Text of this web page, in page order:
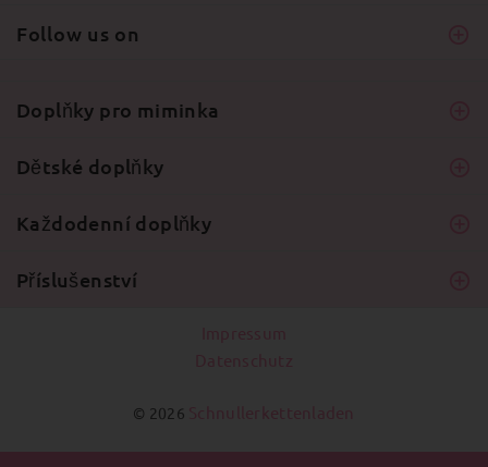
Follow us on
Doplňky pro miminka
Dětské doplňky
Každodenní doplňky
Příslušenství
© 2026